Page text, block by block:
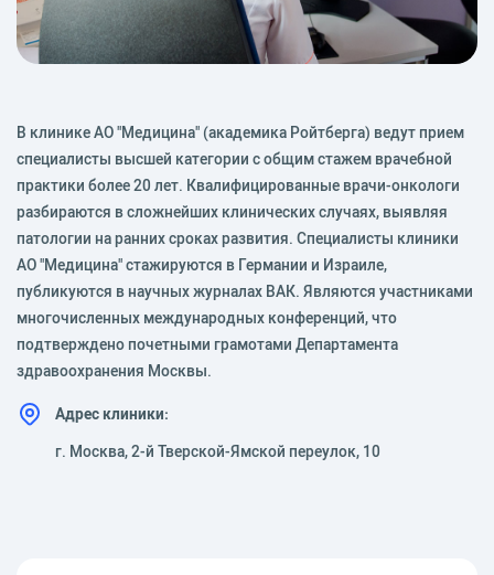
В клинике АО "Медицина" (академика Ройтберга) ведут прием
специалисты высшей категории с общим стажем врачебной
практики более 20 лет. Квалифицированные врачи-онкологи
разбираются в сложнейших клинических случаях, выявляя
патологии на ранних сроках развития. Специалисты клиники
АО "Медицина" стажируются в Германии и Израиле,
публикуются в научных журналах ВАК. Являются участниками
многочисленных международных конференций, что
подтверждено почетными грамотами Департамента
здравоохранения Москвы.
Адрес клиники:
г. Москва, 2-й Тверской-Ямской переулок, 10